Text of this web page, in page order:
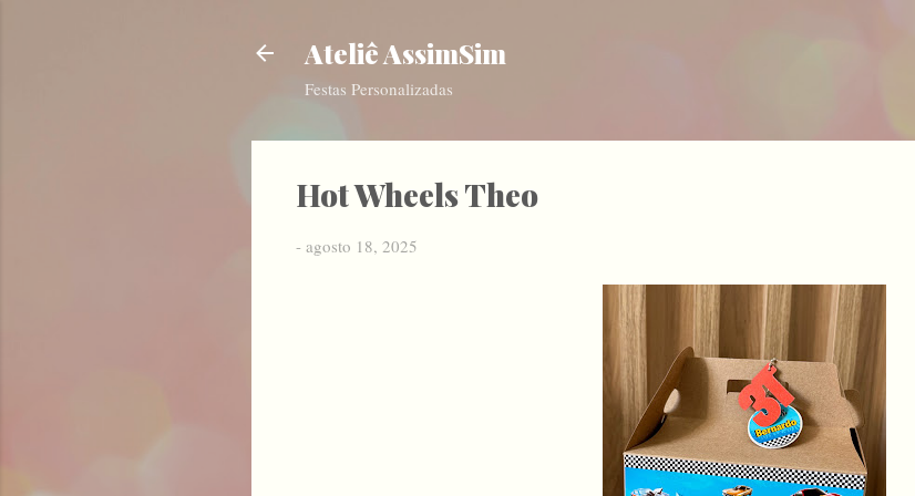
Ateliê AssimSim
Festas Personalizadas
Hot Wheels Theo
- agosto 18, 2025